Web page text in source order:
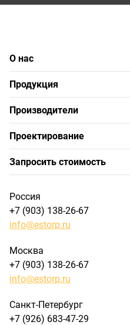
О нас
Продукция
Производители
Проектирование
Запросить стоимость
Россия
+7 (903) 138-26-67
info@estorp.ru
Москва
+7 (903) 138-26-67
info@estorp.ru
Санкт-Петербург
+7 (926) 683-47-29